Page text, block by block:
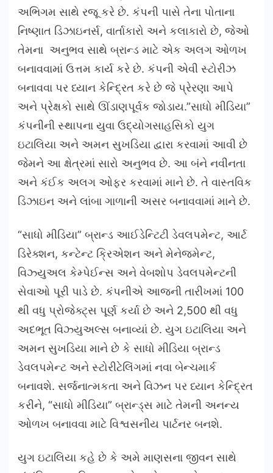
અભિગમ સાથે રજૂ કરે છે. કંપની પાસે તેના પોતાના
નિષ્ણાત ડિઝાઇનર્સ, વાર્તાકારો અને કલાકારો છે, જેઓ
તેમના અનુભવ સાથે બ્રાન્ડ માટે એક અલગ ઓળખ
બનાવવામાં ઉત્તમ કાર્ય કરે છે. કંપની એવી સ્ટોરીઝ
બનાવવા પર ધ્યાન કેન્દ્રિત કરે છે જે પ્રેરણા આપે
અને પ્રેક્ષકો સાથે ઊંડાણપૂર્વક જોડાય.”સાધો મીડિયા”
કંપનીની સ્થાપના યુવા ઉદ્યોગસાહસિકો યુગ
ઇટાલિયા અને અમન સુખડિયા દ્વારા કરવામાં આવી છે
જેમને આ ક્ષેત્રમાં સારો અનુભવ છે. આ બંને નવીનતા
અને કંઈક અલગ ઓફર કરવામાં માને છે. તે વાસ્તવિક
ડિઝાઇન અને લાંબા ગાળાની અસર બનાવવામાં માને છે.
“સાધો મીડિયા” બ્રાન્ડ આઈડેન્ટિટી ડેવલપમેન્ટ, આર્ટ
ડિરેક્શન, કન્ટેન્ટ ક્રિએશન અને મેનેજમેન્ટ,
વિઝ્યુઅલ કેમ્પેઈન્સ અને વેબશોપ ડેવલપમેન્ટની
સેવાઓ પૂરી પાડે છે. કંપનીએ આજની તારીખમાં 100
થી વધુ પ્રોજેક્ટ્સ પૂર્ણ કર્યા છે અને 2,500 થી વધુ
અદભૂત વિઝ્યુઅલ્સ બનાવ્યાં છે. યુગ ઇટાલિયા અને
અમન સુખડિયા માને છે કે સાધો મીડિયા બ્રાન્ડ
ડેવલપમેન્ટ અને સ્ટોરીટેલિંગમાં નવા બેન્ચમાર્ક
બનાવશે. સર્જનાત્મકતા અને વિઝન પર ધ્યાન કેન્દ્રિત
કરીને, “સાધો મીડિયા” બ્રાન્ડ્સ માટે તેમની અનન્ય
ઓળખ બનાવવા માટે વિશ્વસનીય પાર્ટનર બનશે.
યુગ ઇટાલિયા કહે છે કે અમે માણસના જીવન સાથે